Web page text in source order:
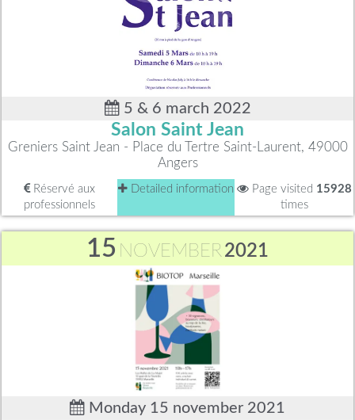
5 & 6 march 2022
Salon Saint Jean
Greniers Saint Jean - Place du Tertre Saint-Laurent, 49000
Angers
Réservé aux
professionnels
Detailed information Page visited 15928
times
15 NOVEMBER2021
Monday 15 november 2021